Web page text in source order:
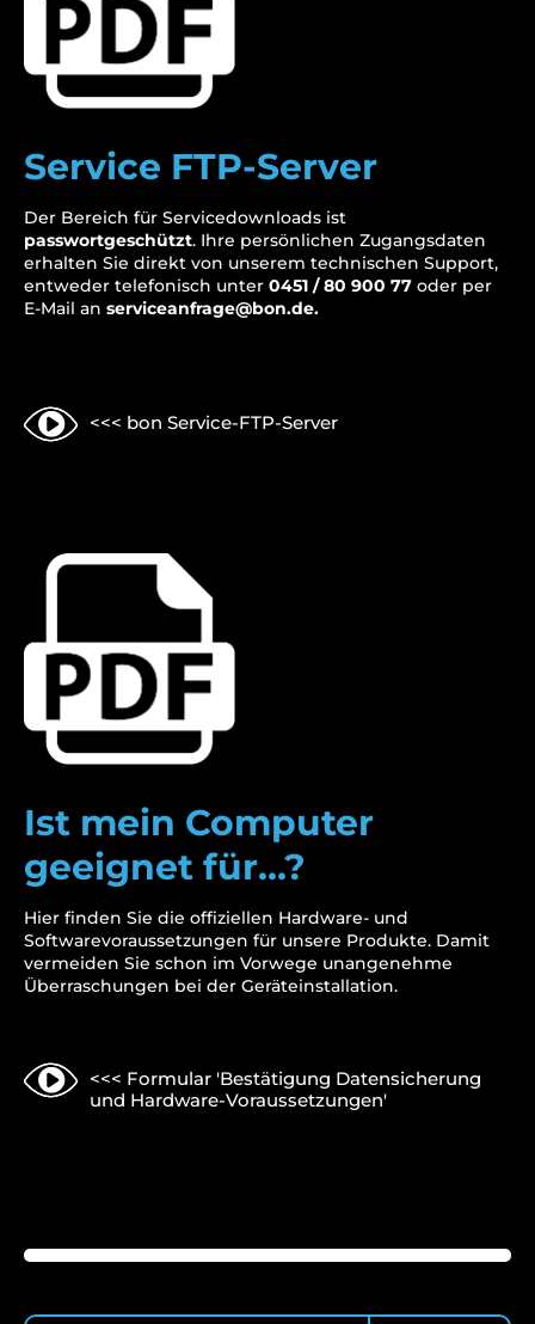
Service FTP-Server
Der Bereich für Servicedownloads ist
passwortgeschützt. Ihre persönlichen Zugangsdaten
erhalten Sie direkt von unserem technischen Support,
entweder telefonisch unter 0451 / 80 900 77 oder per
E-Mail an serviceanfrage@bon.de.
<<< bon Service-FTP-Server
Ist mein Computer
geeignet für…?
Hier finden Sie die offiziellen Hardware- und
Softwarevoraussetzungen für unsere Produkte. Damit
vermeiden Sie schon im Vorwege unangenehme
Überraschungen bei der Geräteinstallation.
<<< Formular 'Bestätigung Datensicherung
und Hardware-Voraussetzungen'